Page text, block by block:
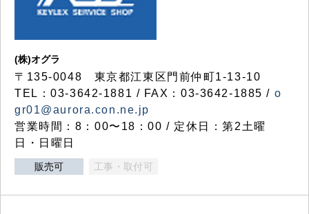
(株)オグラ
〒135-0048 東京都江東区門前仲町1-13-10
TEL：03-3642-1881 / FAX：03-3642-1885 / o
gr01@aurora.con.ne.jp
営業時間：8：00〜18：00 / 定休日：第2土曜
日・日曜日
販売可 工事・取付可